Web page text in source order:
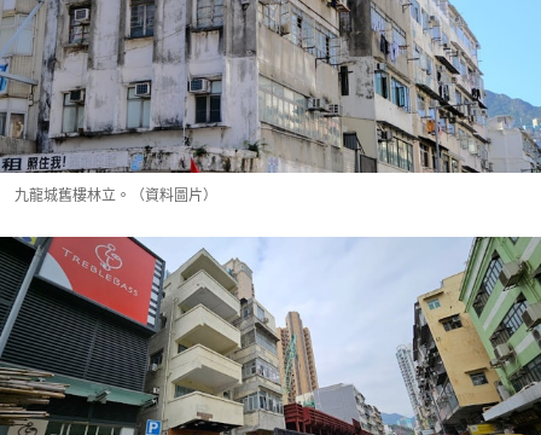
九龍城舊樓林立。（資料圖片）